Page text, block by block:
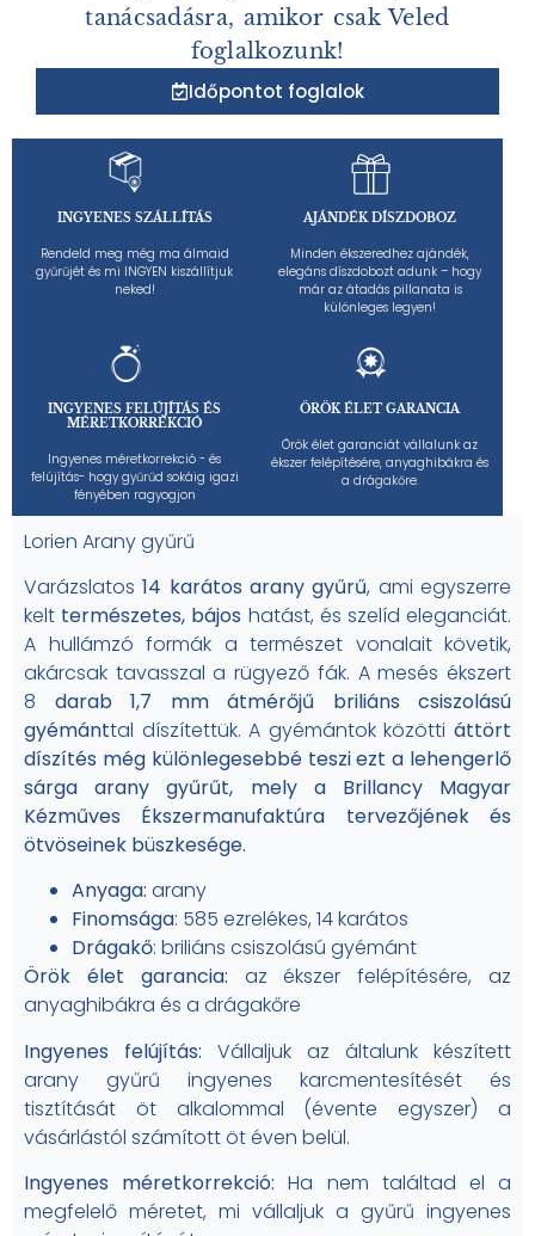
INGYENES SZÁLLÍTÁS
Rendeld meg még ma álmaid
gyűrűjét és mi INGYEN kiszállítjuk
neked!
AJÁNDÉK DÍSZDOBOZ
Minden ékszeredhez ajándék,
elegáns díszdobozt adunk – hogy
már az átadás pillanata is
különleges legyen!
INGYENES FELÚJÍTÁS ÉS
MÉRETKORREKCIÓ
Ingyenes méretkorrekció - és
felújítás- hogy gyűrűd sokáig igazi
fényében ragyogjon
ÖRÖK ÉLET GARANCIA
Örök élet garanciát vállalunk az
ékszer felépítésére, anyaghibákra és
a drágakőre.
Lorien Arany gyűrű
Varázslatos14 karátos arany gyűrű, ami egyszerre
kelt természetes, bájos hatást, és szelíd eleganciát.
A hullámzó formák a természet vonalait követik,
akárcsak tavasszal a rügyező fák. A mesés ékszert
8 darab 1,7 mm átmérőjű briliáns csiszolású
gyémánttal díszítettük. A gyémántok közötti áttört
díszítés még különlegesebbé teszi ezt a lehengerlő
sárga arany gyűrűt, mely a Brillancy Magyar
Kézműves Ékszermanufaktúra tervezőjének és
ötvöseinek büszkesége.
Anyaga: arany
Finomsága: 585 ezrelékes, 14 karátos
Drágakő: briliáns csiszolású gyémánt
Örök élet garancia: az ékszer felépítésére, az
anyaghibákra és a drágakőre
Ingyenes felújítás: Vállaljuk az általunk készített
arany gyűrű ingyenes karcmentesítését és
tisztítását öt alkalommal (évente egyszer) a
vásárlástól számított öt éven belül.
Ingyenes méretkorrekció:Ha nem találtad el a
megfelelő méretet, mi vállaljuk a gyűrű ingyenes
tanácsadásra, amikor csak Veled
foglalkozunk!
Időpontot foglalok